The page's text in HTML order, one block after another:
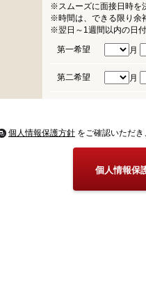
※スムーズに面接日時を
※時間は、できる限り余
※翌日～1週間以内の日付
第一希望
月
第二希望 月
個人情報保護方針 をご確認いただ
個人情報保